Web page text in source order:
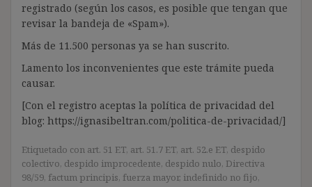
registrado (según los casos, es posible que tengan que
revisar la bandeja de «Spam»).
Más de 11.500 personas ya se han suscrito.
Lamento los inconvenientes que este trámite pueda
causar.
[Con el registro aceptas la política de privacidad del
blog: https://ignasibeltran.com/politica-de-privacidad/]
Etiquetado con art. 51 ET, art. 51.7 ET, art. 52.e ET, despido
colectivo, despido improcedente, despido nulo, Directiva
98/59, factum principis, fuerza mayor, indefinido no fijo,